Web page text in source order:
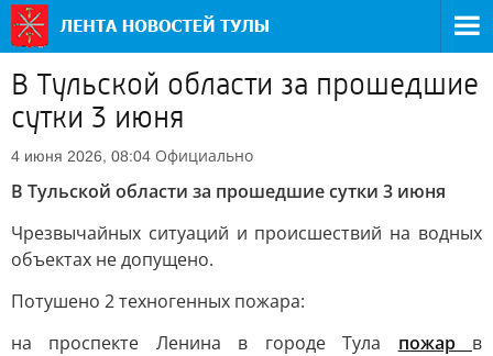
В Тульской области за прошедшие
сутки 3 июня
4 июня 2026, 08:04 Официально
В Тульской области за прошедшие сутки 3 июня
Чрезвычайных ситуаций и происшествий на водных
объектах не допущено.
Потушено 2 техногенных пожара:
на проспекте Ленина в городе Тула пожар в